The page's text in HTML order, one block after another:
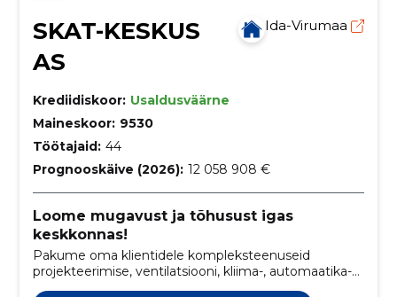
SKAT-KESKUS
AS
Ida-Virumaa
Krediidiskoor: Usaldusväärne
Maineskoor: 9530
Töötajaid: 44
Prognooskäive (2026): 12 058 908 €
Loome mugavust ja tõhusust igas
keskkonnas!
Pakume oma klientidele kompleksteenuseid
projekteerimise, ventilatsiooni, kliima-, automaatika-
ja elektrisüsteemide paigalduseks ja hoolduseks.